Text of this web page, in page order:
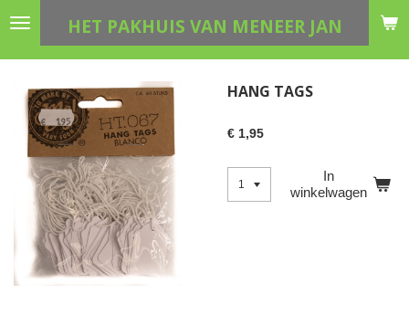
Ga
hoofdinhoud
HET PAKHUIS VAN MENEER JAN
HANG TAGS
€ 1,95
In
winkelwagen